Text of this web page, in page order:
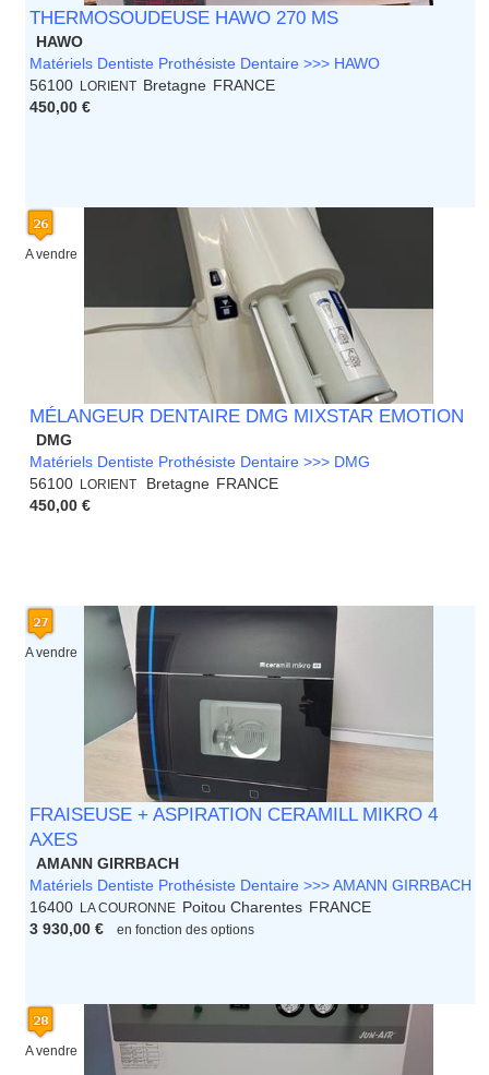
THERMOSOUDEUSE HAWO 270 MS
HAWO
Matériels Dentiste Prothésiste Dentaire >>> HAWO
56100
LORIENT Bretagne FRANCE
450,00 €
A vendre
MÉLANGEUR DENTAIRE DMG MIXSTAR EMOTION
DMG
Matériels Dentiste Prothésiste Dentaire >>> DMG
56100
LORIENT Bretagne FRANCE
450,00 €
A vendre
FRAISEUSE + ASPIRATION CERAMILL MIKRO 4
AXES
AMANN GIRRBACH
Matériels Dentiste Prothésiste Dentaire >>> AMANN GIRRBACH
16400
LA COURONNE Poitou Charentes FRANCE
3 930,00 €
en fonction des options
A vendre